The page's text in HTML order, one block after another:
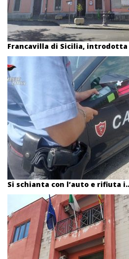
Francavilla di Sicilia, introdotta
Si schianta con l’auto e rifiuta